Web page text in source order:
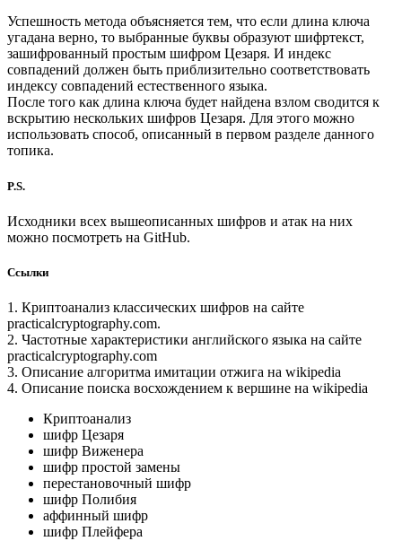
Успешность метода объясняется тем, что если длина ключа
угадана верно, то выбранные буквы образуют шифртекст,
зашифрованный простым шифром Цезаря. И индекс
совпадений должен быть приблизительно соответствовать
индексу совпадений естественного языка.
После того как длина ключа будет найдена взлом сводится к
вскрытию нескольких шифров Цезаря. Для этого можно
использовать способ, описанный в первом разделе данного
топика.
P.S.
Исходники всех вышеописанных шифров и атак на них
можно посмотреть на GitHub.
Ссылки
1. Криптоанализ классических шифров на сайте
practicalcryptography.com.
2. Частотные характеристики английского языка на сайте
practicalcryptography.com
3. Описание алгоритма имитации отжига на wikipedia
4. Описание поиска восхождением к вершине на wikipedia
Криптоанализ
шифр Цезаря
шифр Виженера
шифр простой замены
перестановочный шифр
шифр Полибия
аффинный шифр
шифр Плейфера